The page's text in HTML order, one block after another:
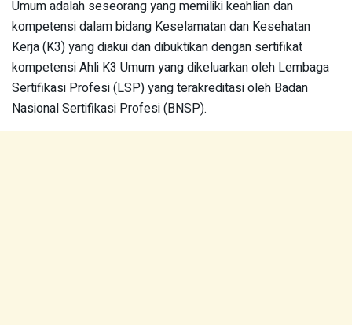
Umum adalah seseorang yang memiliki keahlian dan
kompetensi dalam bidang Keselamatan dan Kesehatan
Kerja (K3) yang diakui dan dibuktikan dengan sertifikat
kompetensi Ahli K3 Umum yang dikeluarkan oleh Lembaga
Sertifikasi Profesi (LSP) yang terakreditasi oleh Badan
Nasional Sertifikasi Profesi (BNSP).